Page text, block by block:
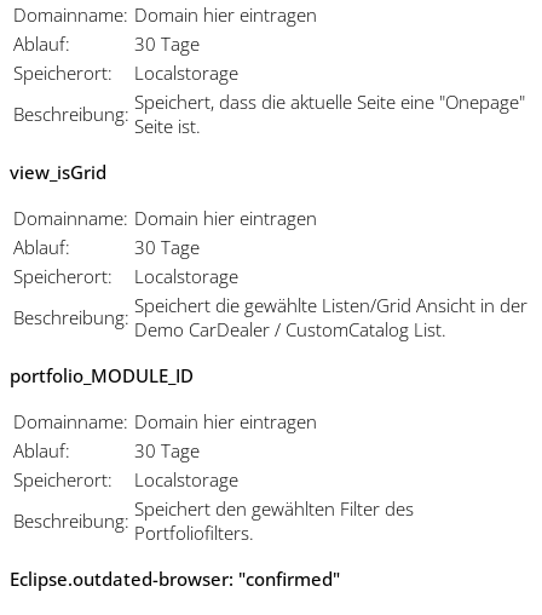
Domainname: Domain hier eintragen
Ablauf:
30 Tage
Speicherort:
Localstorage
Beschreibung: Speichert, dass die aktuelle Seite eine "Onepage"
Seite ist.
view_isGrid
Domainname: Domain hier eintragen
Ablauf:
30 Tage
Speicherort:
Localstorage
Beschreibung: Speichert die gewählte Listen/Grid Ansicht in der
Demo CarDealer / CustomCatalog List.
portfolio_MODULE_ID
Domainname: Domain hier eintragen
Ablauf:
30 Tage
Speicherort:
Localstorage
Beschreibung: Speichert den gewählten Filter des
Portfoliofilters.
Eclipse.outdated-browser: "confirmed"